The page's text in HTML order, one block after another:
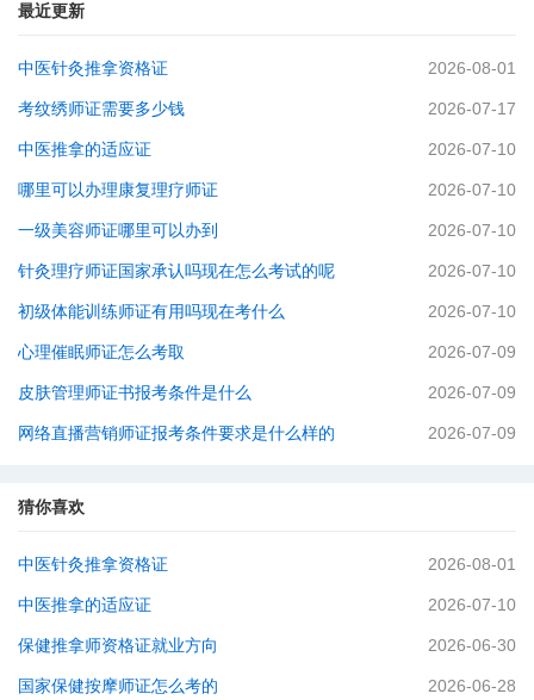
最近更新
中医针灸推拿资格证 2026-08-01
考纹绣师证需要多少钱 2026-07-17
中医推拿的适应证 2026-07-10
哪里可以办理康复理疗师证 2026-07-10
一级美容师证哪里可以办到 2026-07-10
针灸理疗师证国家承认吗现在怎么考试的呢 2026-07-10
初级体能训练师证有用吗现在考什么 2026-07-10
心理催眠师证怎么考取 2026-07-09
皮肤管理师证书报考条件是什么 2026-07-09
网络直播营销师证报考条件要求是什么样的 2026-07-09
猜你喜欢
中医针灸推拿资格证 2026-08-01
中医推拿的适应证 2026-07-10
保健推拿师资格证就业方向 2026-06-30
国家保健按摩师证怎么考的 2026-06-28